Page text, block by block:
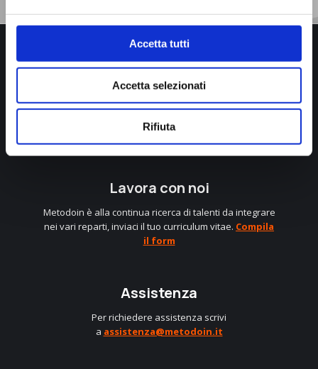
Accetta tutti
Accetta selezionati
Rifiuta
info@metodoin.it
Lavora con noi
Metodoin è alla continua ricerca di talenti da integrare
nei vari reparti, inviaci il tuo curriculum vitae. Compila
il form
Assistenza
Per richiedere assistenza scrivi
a assistenza@metodoin.it